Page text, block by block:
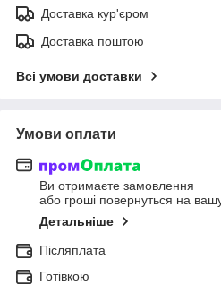
Доставка кур'єром
Доставка поштою
Всі умови доставки
Умови оплати
Ви отримаєте замовлення
або гроші повернуться на
Детальніше
Післяплата
Готівкою